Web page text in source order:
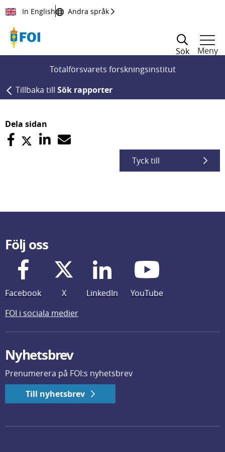
Till innehållet
In English Andra språk
Sök
Meny
Totalförsvarets forskningsinstitut
Tillbaka till Sök rapporter
Dela sidan
Tyck till
Följ oss
Facebook X LinkedIn
YouTube
FOI i sociala medier
Nyhetsbrev
Prenumerera på FOI:s nyhetsbrev
Till nyhetsbrev